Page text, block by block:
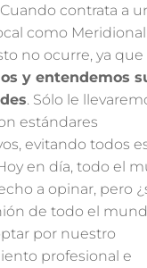
contrata a
como Meridional
no ocurre, ya que
y entendemos
. Sólo le
estándares
evitando todos
en día, todo el
a opinar, pero
de todo el
por nuestro
profesional e